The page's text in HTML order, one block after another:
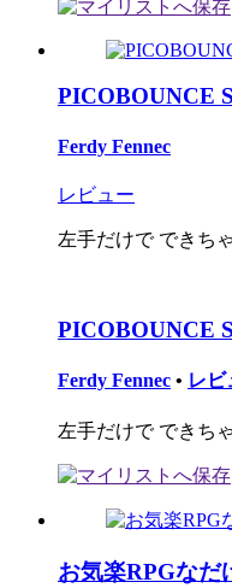
PICOBOUNCE
Ferdy Fennec
レビュー
左手だけで できち
PICOBOUNCE
Ferdy Fennec • レビ
左手だけで できち
お気楽RPGなだ